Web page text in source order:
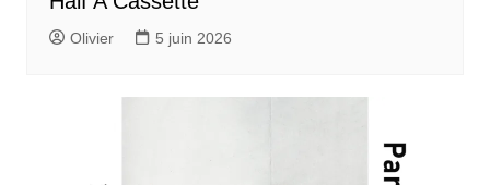
Olivier 5 juin 2026